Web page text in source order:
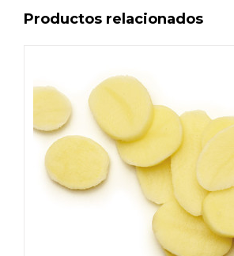
Productos relacionados